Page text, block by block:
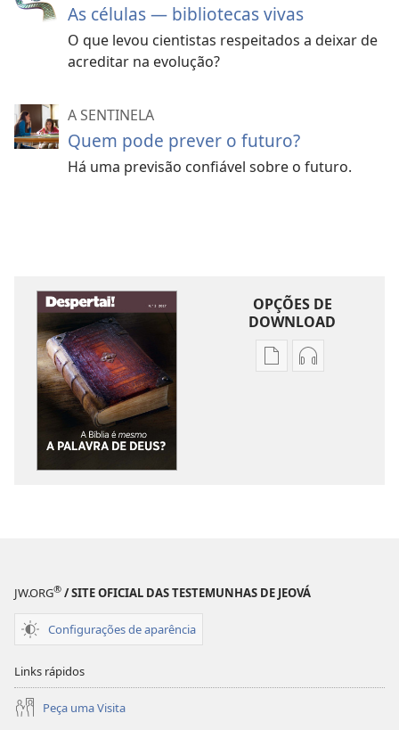
As células — bibliotecas vivas
O que levou cientistas respeitados a deixar de
acreditar na evolução?
A SENTINELA
Quem pode prever o futuro?
Há uma previsão confiável sobre o futuro.
OPÇÕES DE
DOWNLOAD
Opções
Palavra
Opções
a
Palavra
JW.ORG® / SITE OFICIAL DAS TESTEMUNHAS DE JEOVÁ
Configurações de aparência
Links rápidos
Peça uma Visita